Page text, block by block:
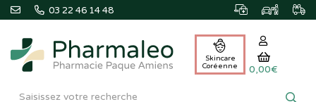
03 22 46 14 48
Pharmaleo
Skincare
Coréenne
0,00€